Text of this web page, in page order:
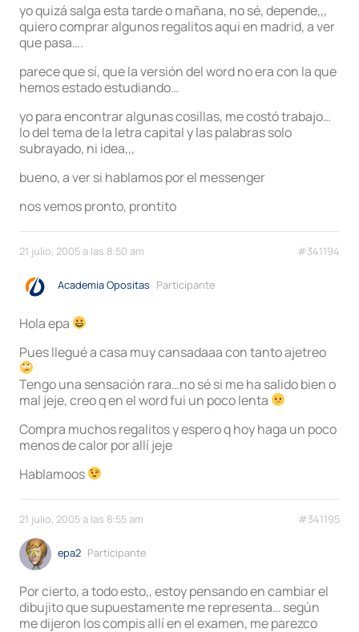
yo quizá salga esta tarde o mañana, no sé, depende,,,
quiero comprar algunos regalitos aqui en madrid, a ver
que pasa….
parece que sí, que la versión del word no era con la que
hemos estado estudiando…
yo para encontrar algunas cosillas, me costó trabajo…
lo del tema de la letra capital y las palabras solo
subrayado, ni idea,,,
bueno, a ver si hablamos por el messenger
nos vemos pronto, prontito
21 julio, 2005 a las 8:50 am #341194
Academia Opositas Participante
Hola epa
Pues llegué a casa muy cansadaaa con tanto ajetreo
Tengo una sensación rara…no sé si me ha salido bien o
mal jeje, creo q en el word fui un poco lenta
Compra muchos regalitos y espero q hoy haga un poco
menos de calor por allí jeje
Hablamoos
21 julio, 2005 a las 8:55 am #341195
epa2 Participante
Por cierto, a todo esto,, estoy pensando en cambiar el
dibujito que supuestamente me representa… según
me dijeron los compis allí en el examen, me parezco